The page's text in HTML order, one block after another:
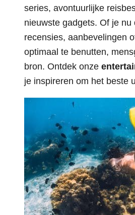
series, avontuurlijke
nieuwste gadgets. Of je
recensies, aanbevelingen
optimaal te benutten,
bron. Ontdek onze
je inspireren om het beste